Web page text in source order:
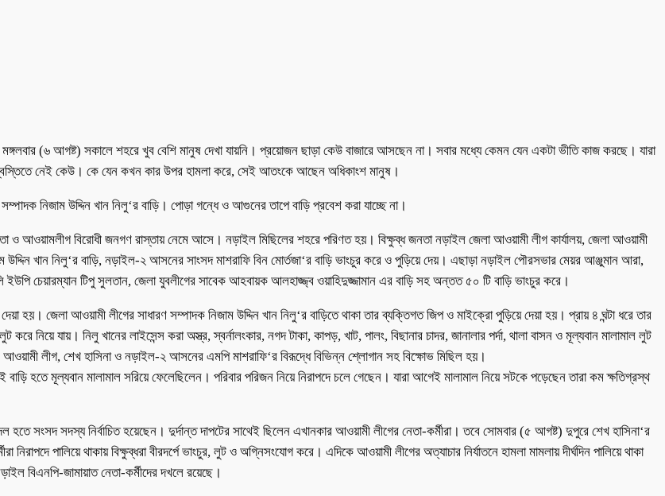
(৬ আগষ্ট) সকালে শহরে খুব বেশি মানুষ দেখা যায়নি। প্রয়োজন ছাড়া কেউ বাজারে আসছেন না। সবার মধ্যে কেমন যেন একটা ভীতি কাজ করছে। যারা
নেই কেউ। কে যেন কখন কার উপর হামলা করে, সেই আতংকে আছেন অধিকাংশ মানুষ।
নিজাম উদ্দিন খান নিলু‘র বাড়ি। পোড়া গন্ধে ও আগুনের তাপে বাড়ি প্রবেশ করা যাচ্ছে না।
আওয়ামলীগ বিরোধী জনগণ রাস্তায় নেমে আসে। নড়াইল মিছিলের শহরে পরিণত হয়। বিক্ষুব্ধ জনতা নড়াইল জেলা আওয়ামী লীগ কার্যালয়, জেলা আওয়ামী
খান নিলু‘র বাড়ি, নড়াইল-২ আসনের সাংসদ মাশরাফি বিন মোর্তজা‘র বাড়ি ভাংচুর করে ও পুড়িয়ে দেয়। এছাড়া নড়াইল পৌরসভার মেয়র আঞ্জুমান আরা,
ইউপি চেয়ারম্যান টিপু সুলতান, জেলা যুবলীগের সাবেক আহবায়ক আলহাজ্জ্ব ওয়াহিদুজ্জামান এর বাড়ি সহ অন্তত ৫০ টি বাড়ি ভাংচুর করে।
হয়। জেলা আওয়ামী লীগের সাধারণ সম্পাদক নিজাম উদ্দিন খান নিলু‘র বাড়িতে থাকা তার ব্যক্তিগত জিপ ও মাইক্রো পুড়িয়ে দেয়া হয়। প্রায় ৪ ঘন্টা ধরে তার
নিয়ে যায়। নিলু খানের লাইসেন্স করা অস্ত্র, স্বর্নালংকার, নগদ টাকা, কাপড়, খাট, পালং, বিছানার চাদর, জানালার পর্দা, থালা বাসন ও মূল্যবান মালামাল লুট
লীগ, শেখ হাসিনা ও নড়াইল-২ আসনের এমপি মাশরাফি‘র বিরূদ্ধে বিভিন্ন শ্লোগান সহ বিক্ষোভ মিছিল হয়।
হতে মূল্যবান মালামাল সরিয়ে ফেলেছিলেন। পরিবার পরিজন নিয়ে নিরাপদে চলে গেছেন। যারা আগেই মালামাল নিয়ে সটকে পড়েছেন তারা কম ক্ষতিগ্রস্থ
সংসদ সদস্য নির্বাচিত হয়েছেন। দুর্দান্ত দাপটের সাথেই ছিলেন এখানকার আওয়ামী লীগের নেতা-কর্মীরা। তবে সোমবার (৫ আগষ্ট) দুপুরে শেখ হাসিনা‘র
পালিয়ে থাকায় বিক্ষুব্ধরা বীরদর্পে ভাংচুর, লুট ও অগ্নিসংযোগ করে। এদিকে আওয়ামী লীগের অত্যাচার নির্যাতনে হামলা মামলায় দীর্ঘদিন পালিয়ে থাকা
বিএনপি-জামায়াত নেতা-কর্মীদের দখলে রয়েছে।